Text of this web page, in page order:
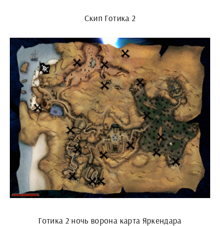
Скип Готика 2
Готика 2 ночь ворона карта Яркендара